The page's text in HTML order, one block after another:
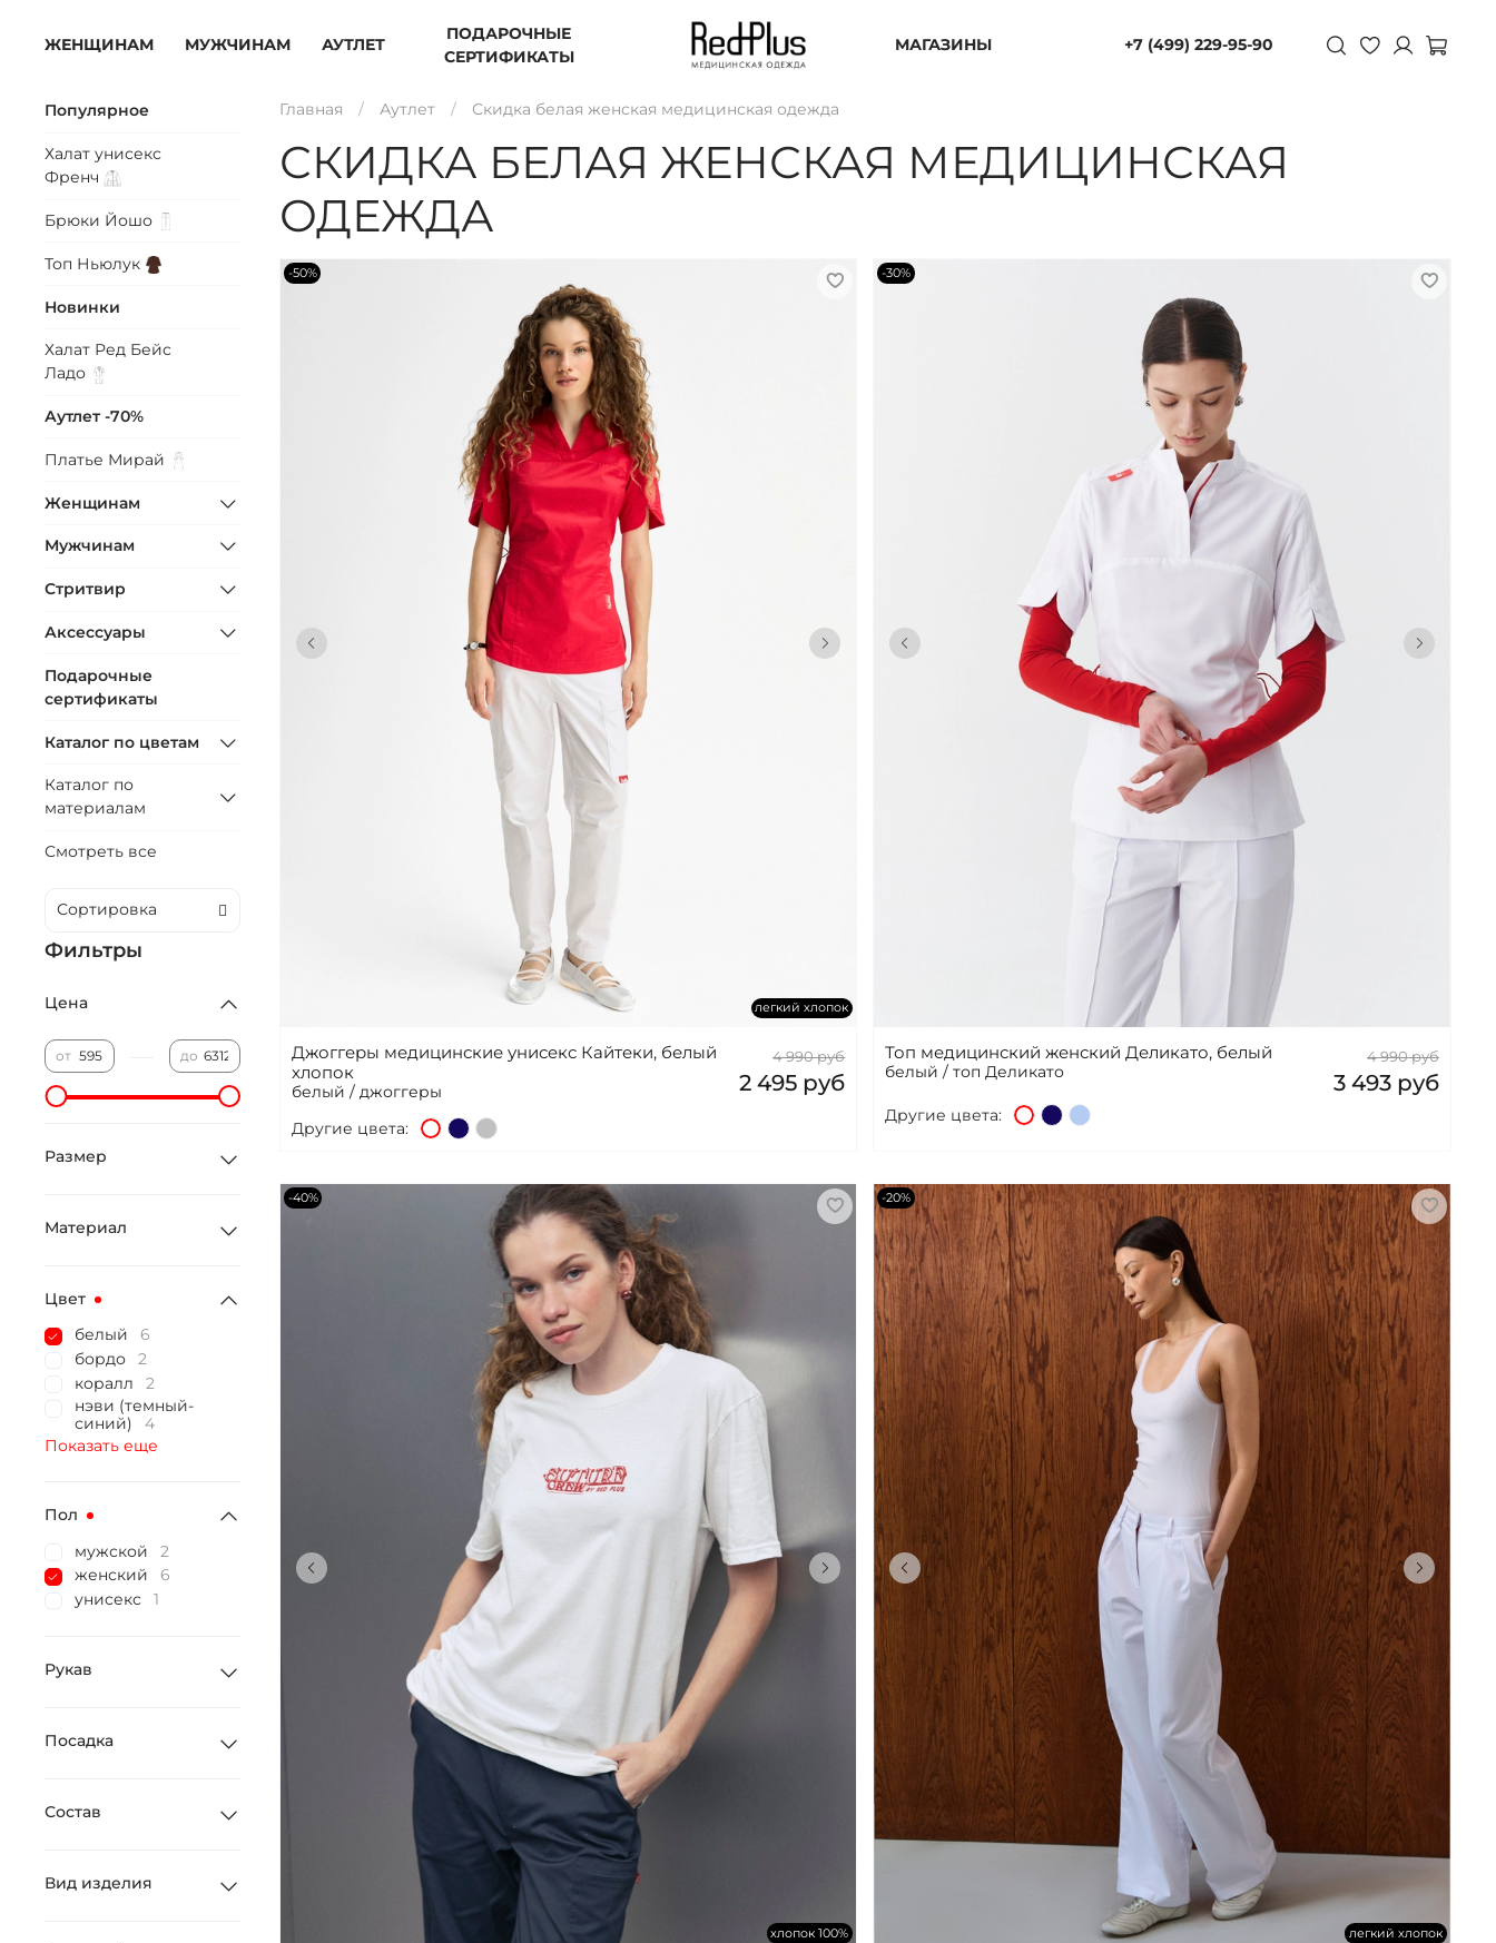
ЖЕНЩИНАМ МУЖЧИНАМ АУТЛЕТ
ПОДАРОЧНЫЕ
СЕРТИФИКАТЫ
МАГАЗИНЫ +7 (499) 229-95-90
Главная Аутлет Скидка белая женская медицинская одежда
СКИДКА БЕЛАЯ ЖЕНСКАЯ МЕДИЦИНСКАЯ
ОДЕЖДА
-50%
легкий хлопок
Джоггеры медицинские унисекс Кайтеки, белый
хлопок
белый / джоггеры
4 990 руб
2 495 руб
Другие цвета:
-30%
Топ медицинский женский Деликато, белый
белый / топ Деликато
4 990 руб
3 493 руб
Другие цвета:
-40%
хлопок 100%
-20%
легкий хлопок
Популярное
Халат унисекс
Френч
Брюки Йошо
Топ Ньюлук
Новинки
Халат Ред Бейс
Ладо
Аутлет -70%
Платье Мирай
Женщинам
Мужчинам
Стритвир
Аксессуары
Подарочные
сертификаты
Каталог по цветам
Каталог по
материалам
Смотреть все
Фильтры
Цена
от до
Размер
Материал
Цвет
белый
6
бордо
2
коралл
2
нэви (темный-
синий)
4
Показать еще
Пол
мужской
2
женский
6
унисекс
1
Рукав
Посадка
Состав
Вид изделия